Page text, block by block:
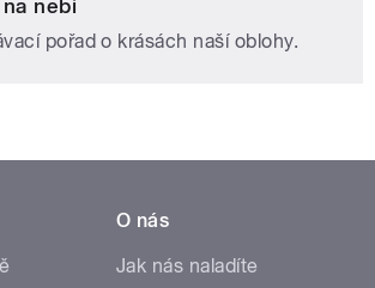
nebi
pořad o krásách naší oblohy.
O nás
Jak nás naladíte